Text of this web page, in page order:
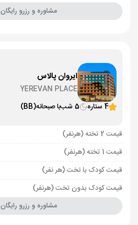
مشاوره و رزرو رایگان
ایروان پالاس
YEREVAN PLACE
4 ستاره
5 شب با صبحانه(BB)
قیمت 2 تخته (هرنفر)
قیمت 1 تخته (هرنفر)
قیمت کودک با تخت (هر نفر)
قیمت کودک بدون تخت (هرنفر)
مشاوره و رزرو رایگان